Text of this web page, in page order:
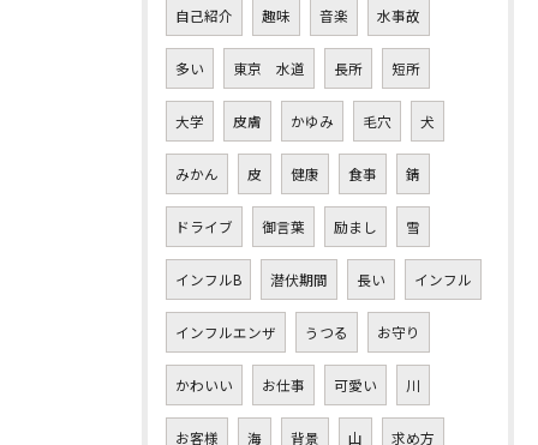
自己紹介 趣味 音楽 水事故
多い 東京 水道 長所 短所
大学 皮膚 かゆみ 毛穴 犬
みかん 皮 健康 食事 錆
ドライブ 御言葉 励まし 雪
インフルB 潜伏期間 長い インフル
インフルエンザ うつる お守り
かわいい お仕事 可愛い 川
お客様 海 背景 山 求め方